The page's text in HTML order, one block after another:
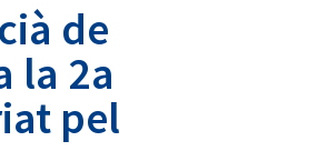
de
la 2a
pel